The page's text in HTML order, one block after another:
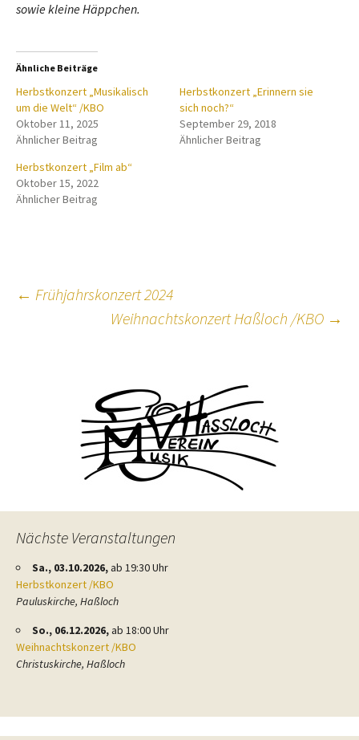
sowie kleine Häppchen.
Ähnliche Beiträge
Herbstkonzert „Musikalisch
um die Welt“ /KBO
Oktober 11, 2025
Ähnlicher Beitrag
Herbstkonzert „Erinnern sie
sich noch?“
September 29, 2018
Ähnlicher Beitrag
Herbstkonzert „Film ab“
Oktober 15, 2022
Ähnlicher Beitrag
Beitragsnavigation
← Frühjahrskonzert 2024
Weihnachtskonzert Haßloch /KBO →
Nächste Veranstaltungen
Sa., 03.10.2026,ab 19:30 Uhr
Herbstkonzert /KBO
Pauluskirche, Haßloch
So., 06.12.2026,ab 18:00 Uhr
Weihnachtskonzert /KBO
Christuskirche, Haßloch